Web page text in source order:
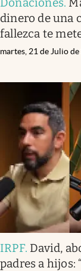
Donaciones.
dinero de una
fallezca te
martes, 21 de Julio
IRPF. David,
padres a hijos: